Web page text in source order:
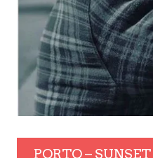
PORTO –